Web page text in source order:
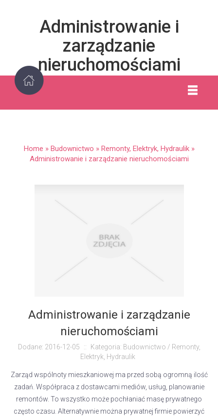
Administrowanie i
zarządzanie
nieruchomościami
Home » Budownictwo » Remonty, Elektryk, Hydraulik»
Administrowanie i zarządzanie nieruchomościami
Administrowanie i zarządzanie
nieruchomościami
Dodane: 2016-12-05 ::
Kategoria: Budownictwo / Remonty,
Elektryk, Hydraulik
Zarząd wspólnoty mieszkaniowej ma przed sobą ogromną ilość
zadań. Współpraca z dostawcami mediów, usług, planowanie
remontów. To wszystko może pochłaniać masę prywatnego
często czasu. Alternatywnie można prywatnej firmie powierzyć